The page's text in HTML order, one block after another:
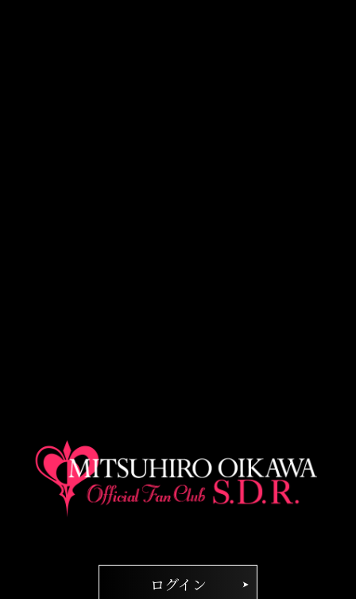
ログイン